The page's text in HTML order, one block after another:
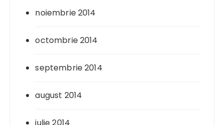
noiembrie 2014
octombrie 2014
septembrie 2014
august 2014
iulie 2014